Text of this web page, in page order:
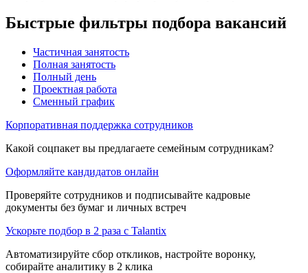
Быстрые фильтры подбора вакансий
Частичная занятость
Полная занятость
Полный день
Проектная работа
Сменный график
Корпоративная поддержка сотрудников
Какой соцпакет вы предлагаете семейным сотрудникам?
Оформляйте кандидатов онлайн
Проверяйте сотрудников и подписывайте кадровые
документы без бумаг и личных встреч
Ускорьте подбор в 2 раза с Talantix
Автоматизируйте сбор откликов, настройте воронку,
собирайте аналитику в 2 клика